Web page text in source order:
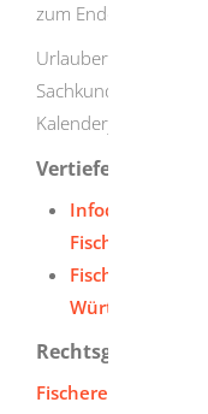
zum Ende des
Urlauber aus dem
Sachkundenachweis
Kalenderjahres einen
Vertiefende
Infodienst -
Fischereiwesen
Württemberg
Rechtsgrundlage
Fischereigesetz für